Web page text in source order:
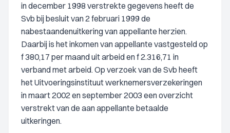
in december 1998 verstrekte gegevens heeft de
Svb bij besluit van 2 februari 1999 de
nabestaandenuitkering van appellante herzien.
Daarbij is het inkomen van appellante vastgesteld op
f 380,17 per maand uit arbeid en f 2.316,71 in
verband met arbeid. Op verzoek van de Svb heeft
het Uitvoeringsinstituut werknemersverzekeringen
in maart 2002 en september 2003 een overzicht
verstrekt van de aan appellante betaalde
uitkeringen.